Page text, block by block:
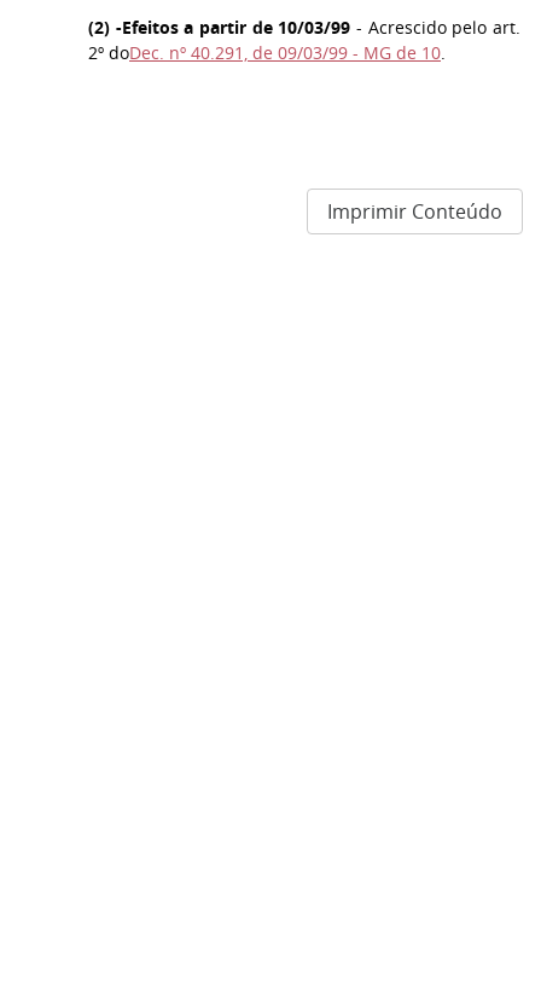
(2) -Efeitos a partir de 10/03/99 - Acrescido pelo art.
2º doDec. nº 40.291, de 09/03/99 - MG de 10.
Imprimir Conteúdo